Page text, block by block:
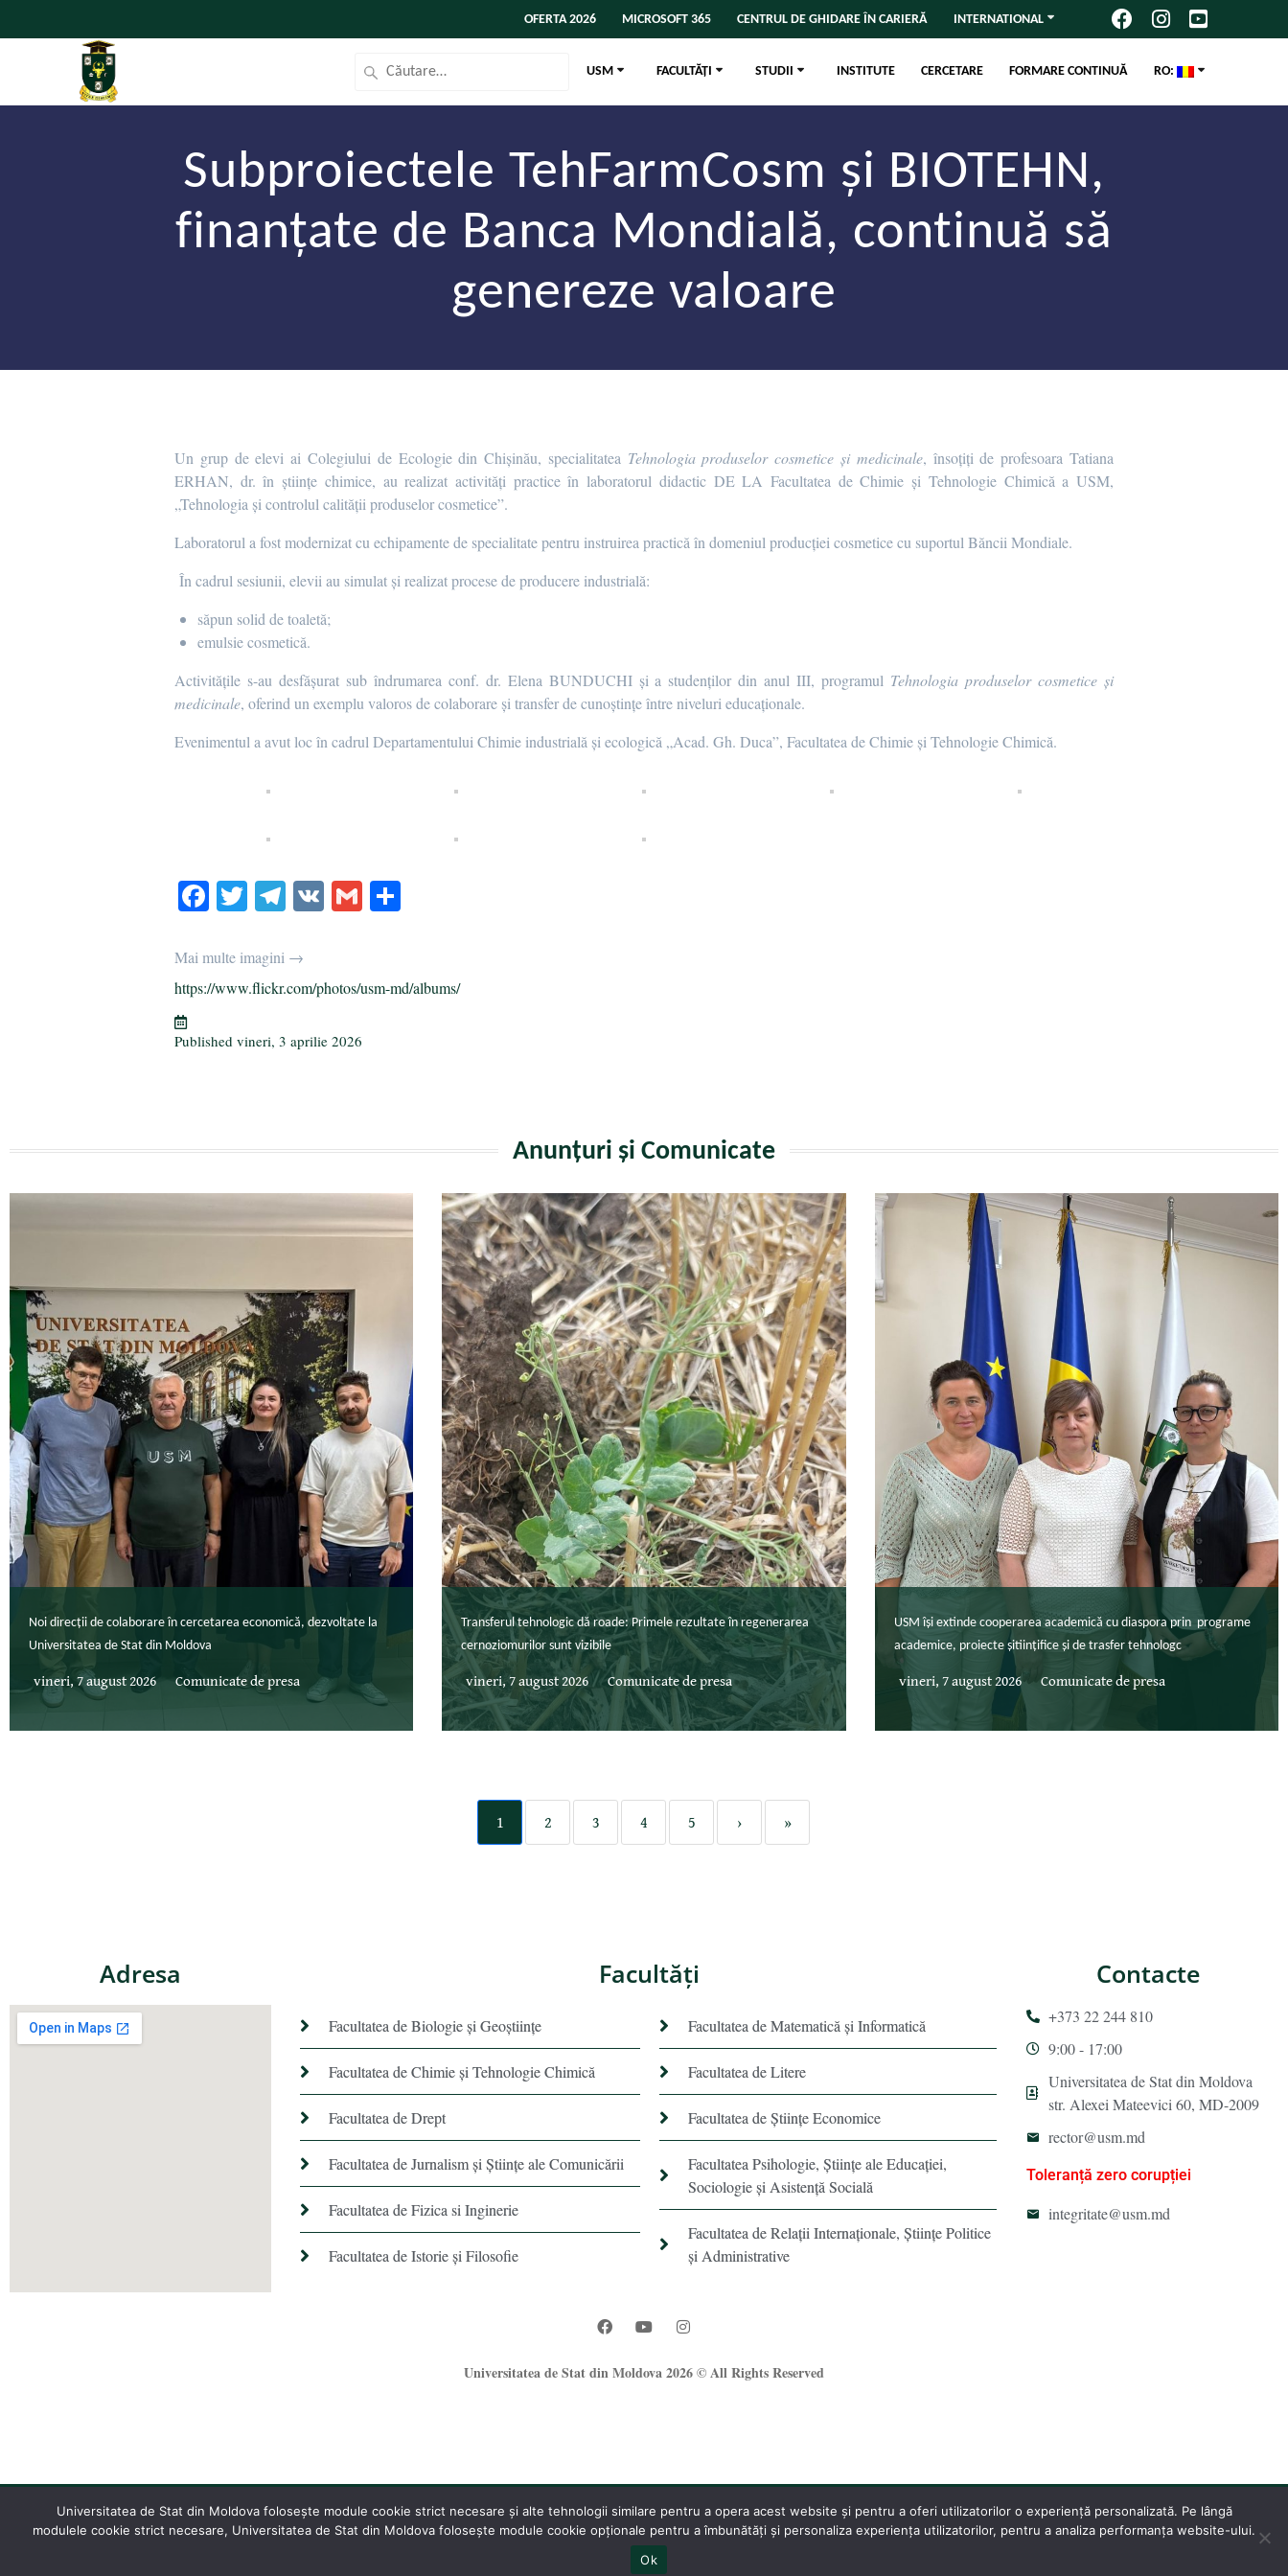
OFERTA 2026 MICROSOFT 365 CENTRUL DE GHIDARE ÎN CARIERĂ INTERNATIONAL
USM FACULTĂȚI STUDII INSTITUTE CERCETARE FORMARE CONTINUĂ RO:
Subproiectele TehFarmCosm și BIOTEHN,
finanțate de Banca Mondială, continuă să
genereze valoare
Un grup de elevi ai Colegiului de Ecologie din Chișinău, specialitatea Tehnologia produselor cosmetice și medicinale, însoțiți de profesoara Tatiana
ERHAN, dr. în științe chimice, au realizat activități practice în laboratorul didactic DE LA Facultatea de Chimie și Tehnologie Chimică a USM,
„Tehnologia și controlul calității produselor cosmetice”.
Laboratorul a fost modernizat cu echipamente de specialitate pentru instruirea practică în domeniul producției cosmetice cu suportul Băncii Mondiale.
În cadrul sesiunii, elevii au simulat și realizat procese de producere industrială:
săpun solid de toaletă;
emulsie cosmetică.
Activitățile s-au desfășurat sub îndrumarea conf. dr. Elena BUNDUCHI și a studenților din anul III, programul Tehnologia produselor cosmetice și
medicinale, oferind un exemplu valoros de colaborare și transfer de cunoștințe între niveluri educaționale.
Evenimentul a avut loc în cadrul Departamentului Chimie industrială și ecologică „Acad. Gh. Duca”, Facultatea de Chimie și Tehnologie Chimică.
Fa
bo
ok
T
tte
r
Te
gr
a
V G
ea
Mai multe imagini →
https://www.flickr.com/photos/usm-md/albums/
Published vineri, 3 aprilie 2026
Anunțuri și Comunicate
Noi direcții de colaborare în cercetarea economică, dezvoltate la
Universitatea de Stat din Moldova
vineri, 7 august 2026 Comunicate de presa
Transferul tehnologic dă roade: Primele rezultate în regenerarea
cernoziomurilor sunt vizibile
vineri, 7 august 2026 Comunicate de presa
USM își extinde cooperarea academică cu diaspora prin programe
academice, proiecte șitiințifice și de trasfer tehnologc
vineri, 7 august 2026 Comunicate de presa
1 2 3 4 5 › »
Adresa Facultăţi
Facultatea de Biologie și Geoștiințe
Facultatea de Chimie şi Tehnologie Chimică
Facultatea de Drept
Facultatea de Jurnalism şi Ştiinţe ale Comunicării
Facultatea de Fizica si Inginerie
Facultatea de Istorie şi Filosofie
Facultatea de Matematică şi Informatică
Facultatea de Litere
Facultatea de Științe Economice
Facultatea Psihologie, Ştiinţe ale Educaţiei,
Sociologie și Asistență Socială
Facultatea de Relaţii Internaţionale, Ştiinţe Politice
şi Administrative
Contacte
+373 22 244 810
9:00 - 17:00
Universitatea de Stat din Moldova
str. Alexei Mateevici 60, MD-2009
rector@usm.md
Toleranță zero corupției
integritate@usm.md
Universitatea de Stat din Moldova 2026 © All Rights Reserved
Oficiul Programare Web al USM®
Universitatea de Stat din Moldova folosește module cookie strict necesare și alte tehnologii similare pentru a opera acest website și pentru a oferi utilizatorilor o experiență personalizată. Pe lângă
modulele cookie strict necesare, Universitatea de Stat din Moldova folosește module cookie opționale pentru a îmbunătăți și personaliza experiența utilizatorilor, pentru a analiza performanța website-ului.
Ok